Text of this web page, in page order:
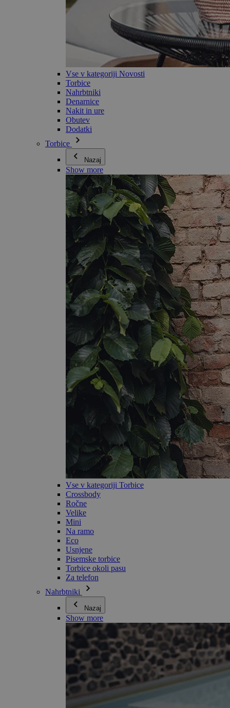
Vse v kategoriji Novosti
Torbice
Nahrbtniki
Denarnice
Nakit in ure
Obutev
Dodatki
Torbice
Nazaj
Show more
Vse v kategoriji Torbice
Crossbody
Ročne
Velike
Mini
Na ramo
Eco
Usnjene
Pisemske torbice
Torbice okoli pasu
Za telefon
Nahrbtniki
Nazaj
Show more